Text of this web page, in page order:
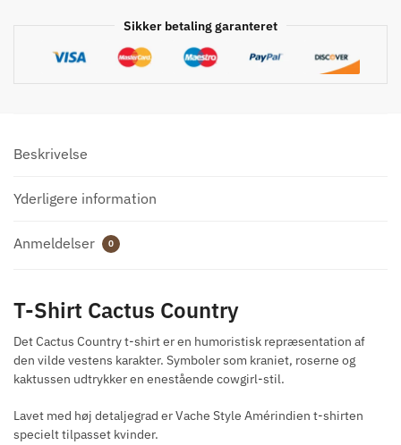
Sikker betaling garanteret
Beskrivelse
Yderligere information
Anmeldelser 0
T-Shirt Cactus Country
Det Cactus Country t-shirt er en humoristisk repræsentation af
den vilde vestens karakter. Symboler som kraniet, roserne og
kaktussen udtrykker en enestående cowgirl-stil.
Lavet med høj detaljegrad er Vache Style Amérindien t-shirten
specielt tilpasset kvinder.